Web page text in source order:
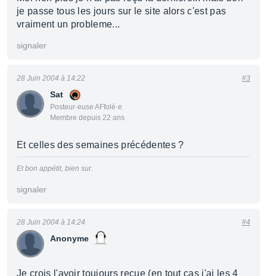
je passe tous les jours sur le site alors c'est pas
vraiment un probleme...
signaler
Sat
Posteur·euse AFfolé·e
Membre depuis 22 ans
28 Juin 2004 à 14:22 #3
Et celles des semaines précédentes ?
Et bon appétit, bien sur.
signaler
Anonyme
28 Juin 2004 à 14:24 #4
Je crois l'avoir toujours reçue (en tout cas j'ai les 4